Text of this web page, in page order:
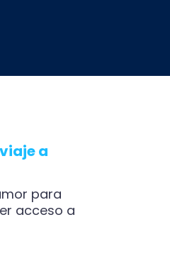
a
para
acceso a